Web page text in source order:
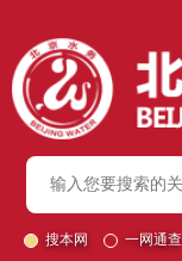
搜本网 一网通查